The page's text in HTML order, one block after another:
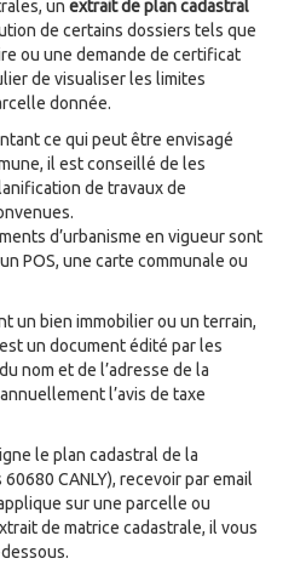
un extrait de plan cadastral
de certains dossiers tels que
ou une demande de certificat
de visualiser les limites
donnée.
ce qui peut être envisagé
il est conseillé de les
de travaux de
d’urbanisme en vigueur sont
POS, une carte communale ou
un bien immobilier ou un terrain,
est un document édité par les
nom et de l’adresse de la
l’avis de taxe
le plan cadastral de la
CANLY), recevoir par email
sur une parcelle ou
de matrice cadastrale, il vous